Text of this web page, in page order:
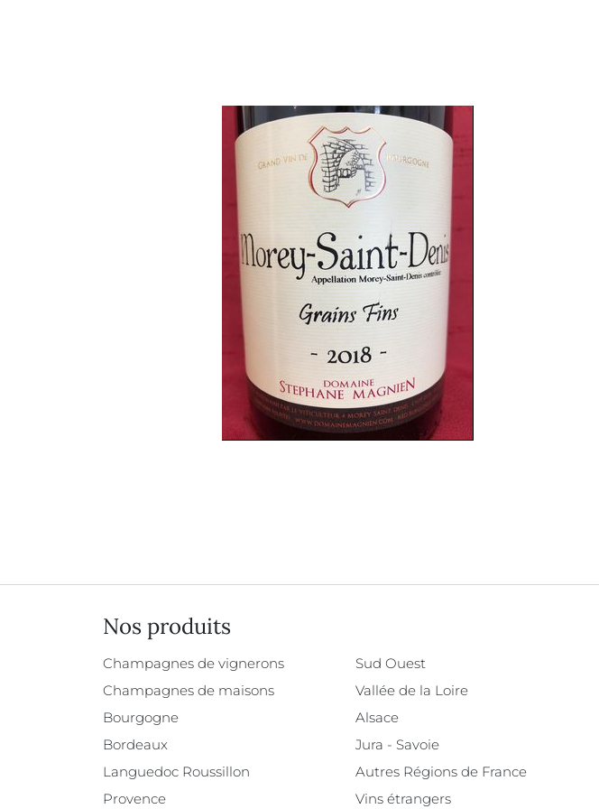
Nos produits
Champagnes de vignerons
Champagnes de maisons
Bourgogne
Bordeaux
Languedoc Roussillon
Provence
Sud Ouest
Vallée de la Loire
Alsace
Jura - Savoie
Autres Régions de France
Vins étrangers